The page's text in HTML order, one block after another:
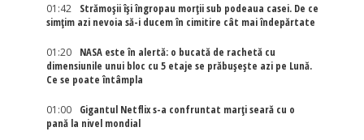
01:42
Strămoșii își îngropau morții sub podeaua casei. De ce
simțim azi nevoia să-i ducem în cimitire cât mai îndepărtate
01:20
NASA este în alertă: o bucată de rachetă cu
dimensiunile unui bloc cu 5 etaje se prăbușește azi pe Lună.
Ce se poate întâmpla
01:00
Gigantul Netflix s-a confruntat marţi seară cu o
pană la nivel mondial